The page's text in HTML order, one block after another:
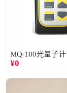
MQ-100光量子计
¥0